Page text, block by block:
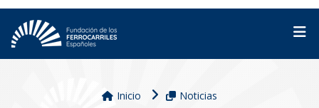
Inicio Noticias